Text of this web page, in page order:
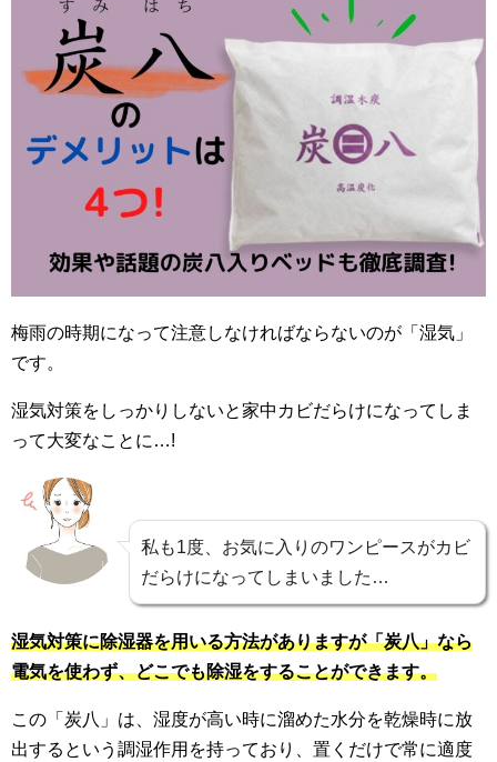
梅雨の時期になって注意しなければならないのが「湿気」
です。
湿気対策をしっかりしないと家中カビだらけになってしま
って大変なことに…!
私も1度、お気に入りのワンピースがカビ
だらけになってしまいました…
湿気対策に除湿器を用いる方法がありますが「炭八」なら
電気を使わず、どこでも除湿をすることができます。
この「炭八」は、湿度が高い時に溜めた水分を乾燥時に放
出するという調湿作用を持っており、置くだけで常に適度